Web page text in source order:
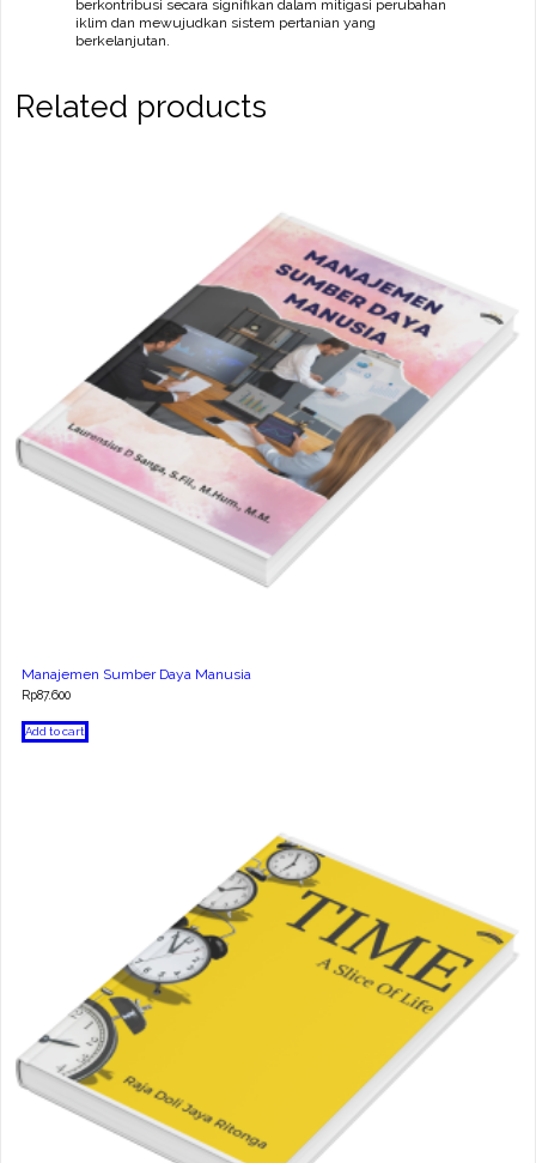
berkontribusi secara signifikan dalam mitigasi perubahan
iklim dan mewujudkan sistem pertanian yang
berkelanjutan.
Related products
Manajemen Sumber Daya Manusia
Rp87.600
Add to cart